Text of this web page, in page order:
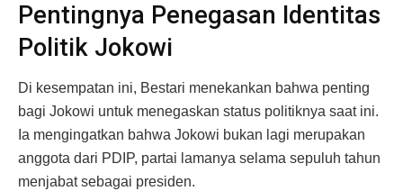
Pentingnya Penegasan Identitas
Politik Jokowi
Di kesempatan ini, Bestari menekankan bahwa penting
bagi Jokowi untuk menegaskan status politiknya saat ini.
Ia mengingatkan bahwa Jokowi bukan lagi merupakan
anggota dari PDIP, partai lamanya selama sepuluh tahun
menjabat sebagai presiden.